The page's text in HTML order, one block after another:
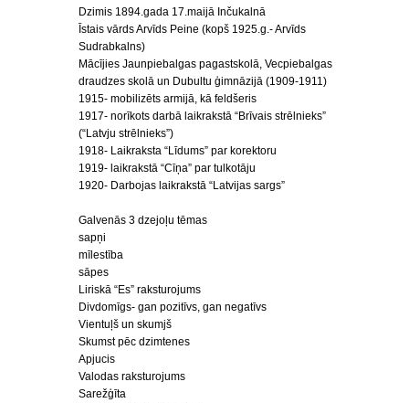
Dzimis 1894.gada 17.maijā Inčukalnā
Īstais vārds Arvīds Peine (kopš 1925.g.- Arvīds
Sudrabkalns)
Mācījies Jaunpiebalgas pagastskolā, Vecpiebalgas
draudzes skolā un Dubultu ģimnāzijā (1909-1911)
1915- mobilizēts armijā, kā feldšeris
1917- norīkots darbā laikrakstā “Brīvais strēlnieks”
(“Latvju strēlnieks”)
1918- Laikraksta “Līdums” par korektoru
1919- laikrakstā “Cīņa” par tulkotāju
1920- Darbojas laikrakstā “Latvijas sargs”
Galvenās 3 dzejoļu tēmas
sapņi
mīlestība
sāpes
Liriskā “Es” raksturojums
Divdomīgs- gan pozitīvs, gan negatīvs
Vientuļš un skumjš
Skumst pēc dzimtenes
Apjucis
Valodas raksturojums
Sarežģīta